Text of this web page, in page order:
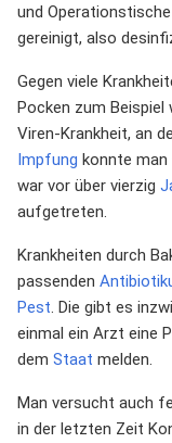
und
gereinigt, also
Gegen viele
Pocken zum
Viren-Krankheit, an
Impfung konnte man
war vor über vierzig
aufgetreten.
Krankheiten durch
passenden
Pest . Die gibt es
einmal ein Arzt eine
dem Staat melden.
Man versucht auch
in der letzten Zeit